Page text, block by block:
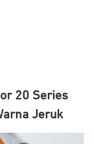
20 Series
Jeruk